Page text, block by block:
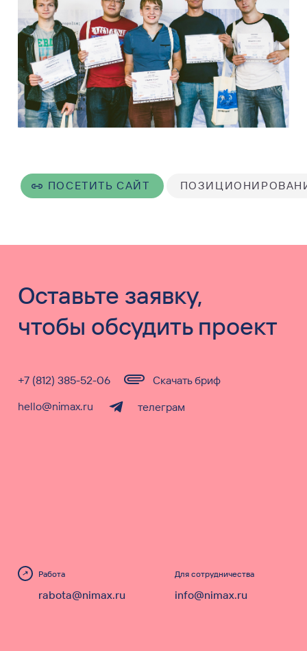
ПОСЕТИТЬ САЙТ
Оставьте заявку,
чтобы обсудить проект
hello@nimax.ru
+7 (812) 385-52-06
телеграм
Скачать бриф
Работа
rabota@nimax.ru
Для сотрудничества
info@nimax.ru